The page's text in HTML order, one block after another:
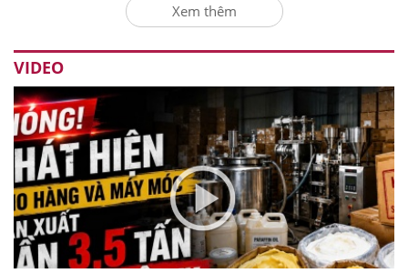
Xem thêm
VIDEO